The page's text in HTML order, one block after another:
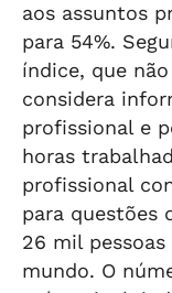
aos assuntos
para 54%.
índice, que
considera
profissional e
horas
profissional
para questões
26 mil
mundo. O